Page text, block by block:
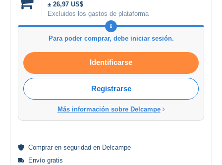
± 26,97 US$
Excluidos los gastos de plataforma
Para poder comprar, debe iniciar sesión.
Identificarse
Registrarse
Más información sobre Delcampe
Comprar en seguridad en Delcampe
Envío gratis